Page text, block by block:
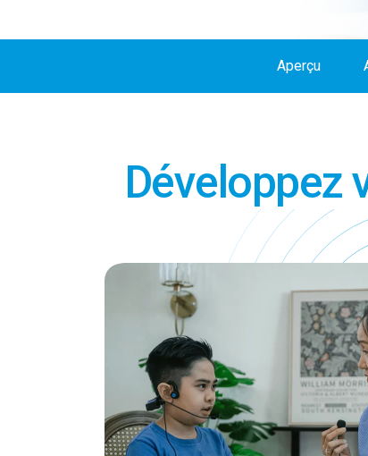
Aperçu
Développez